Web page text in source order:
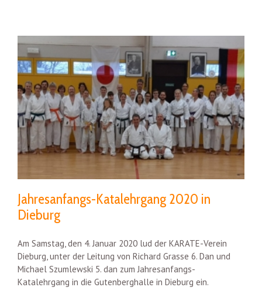
Jahresanfangs-Katalehrgang 2020 in
Dieburg
Am Samstag, den 4. Januar 2020 lud der KARATE-Verein
Dieburg, unter der Leitung von Richard Grasse 6. Dan und
Michael Szumlewski 5. dan zum Jahresanfangs-
Katalehrgang in die Gutenberghalle in Dieburg ein.